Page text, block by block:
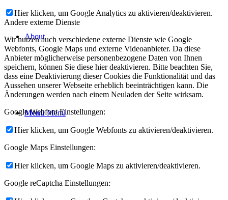
About
Menü Menü
Hier klicken, um Google Analytics zu aktivieren/deaktivieren.
Andere externe Dienste
Wir nutzen auch verschiedene externe Dienste wie Google
Webfonts, Google Maps und externe Videoanbieter. Da diese
Anbieter möglicherweise personenbezogene Daten von Ihnen
speichern, können Sie diese hier deaktivieren. Bitte beachten Sie,
dass eine Deaktivierung dieser Cookies die Funktionalität und das
Aussehen unserer Webseite erheblich beeinträchtigen kann. Die
Änderungen werden nach einem Neuladen der Seite wirksam.
Google Webfont Einstellungen:
Hier klicken, um Google Webfonts zu aktivieren/deaktivieren.
Google Maps Einstellungen:
Hier klicken, um Google Maps zu aktivieren/deaktivieren.
Google reCaptcha Einstellungen: